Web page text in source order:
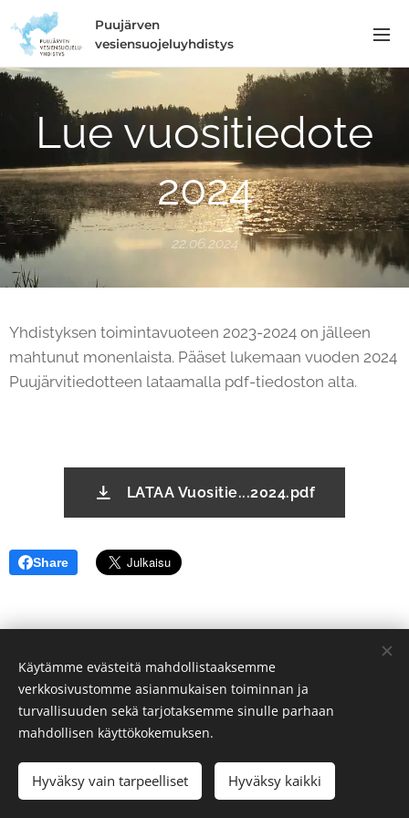
Puujärven
vesiensuojeluyhdistys
Lue vuositiedote
2024
22.06.2024
Yhdistyksen toimintavuoteen 2023-2024 on jälleen
mahtunut monenlaista. Pääset lukemaan vuoden 2024
Puujärvitiedotteen lataamalla pdf-tiedoston alta.
LATAA Vuositie...2024.pdf
Share
Evästeet
Käytämme evästeitä mahdollistaaksemme
verkkosivustomme asianmukaisen toiminnan ja
turvallisuuden sekä tarjotaksemme sinulle parhaan
mahdollisen käyttökokemuksen.
Hyväksy vain tarpeelliset Hyväksy kaikki